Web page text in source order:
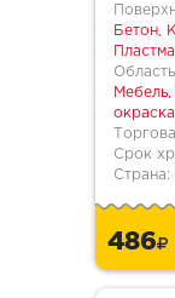
Бетон,
Срок
Страна:
486